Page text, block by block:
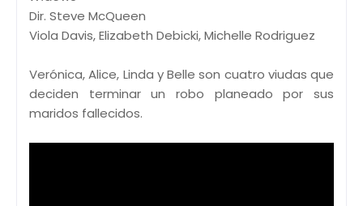
Dir. Steve McQueen
Viola Davis, Elizabeth Debicki, Michelle Rodriguez
Verónica, Alice, Linda y Belle son cuatro viudas que
deciden terminar un robo planeado por sus
maridos fallecidos.